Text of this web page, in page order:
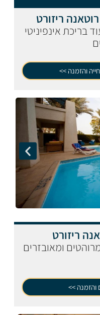
ריזורט
בריכת אינפיניטי
והזמנה >>
ריזורט
ומאובזרים
והזמנה >>